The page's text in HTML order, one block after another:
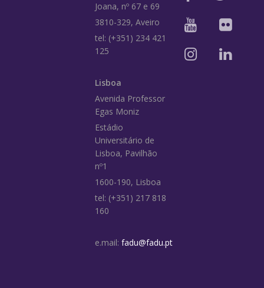
Joana, nº 67 e 69
3810-329, Aveiro
tel: (+351) 234 421
125
Lisboa
Avenida Professor
Egas Moniz
Estádio
Universitário de
Lisboa, Pavilhão
nº1
1600-190, Lisboa
tel: (+351) 217 818
160
e.mail: fadu@fadu.pt